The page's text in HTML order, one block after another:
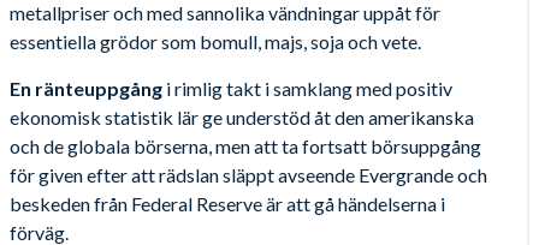
metallpriser och med sannolika vändningar uppåt för
essentiella grödor som bomull, majs, soja och vete.
En ränteuppgång i rimlig takt i samklang med positiv
ekonomisk statistik lär ge understöd åt den amerikanska
och de globala börserna, men att ta fortsatt börsuppgång
för given efter att rädslan släppt avseende Evergrande och
beskeden från Federal Reserve är att gå händelserna i
förväg.